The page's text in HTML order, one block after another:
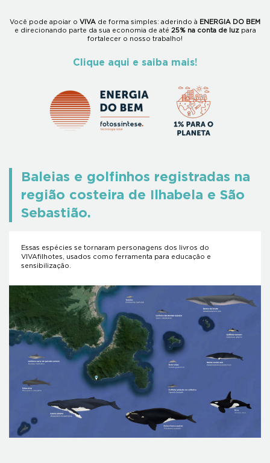
Você pode apoiar o VIVA de forma simples: aderindo à ENERGIA DO BEM
e direcionando parte da sua economia de até 25% na conta de luz para
fortalecer o nosso trabalho!
Clique aqui e saiba mais!
Baleias e golfinhos registradas na
região costeira de Ilhabela e São
Sebastião.
Essas espécies se tornaram personagens dos livros do
VIVAfilhotes, usados como ferramenta para educação e
sensibilização.